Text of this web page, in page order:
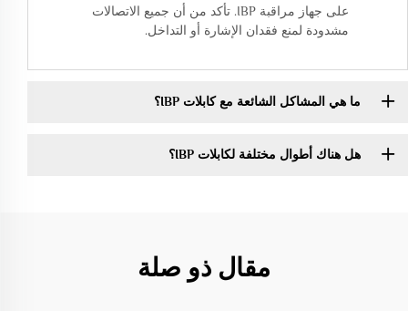
على جهاز مراقبة IBP. تأكد من أن جميع الاتصالات
مشدودة لمنع فقدان الإشارة أو التداخل.
ما هي المشاكل الشائعة مع كابلات IBP؟
هل هناك أطوال مختلفة لكابلات IBP؟
مقال ذو صلة